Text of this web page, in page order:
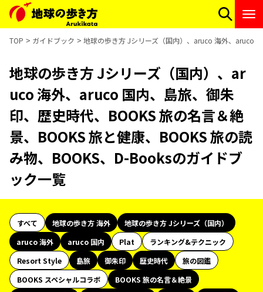
TOP ガイドブック 地球の歩き方 Jシリーズ（国内）、aruco 海外、aruco
地球の歩き方 Jシリーズ（国内）、ar
uco 海外、aruco 国内、島旅、御朱
印、歴史時代、BOOKS 旅の名言＆絶
景、BOOKS 旅と健康、BOOKS 旅の読
み物、BOOKS、D-Booksのガイドブ
ック一覧
すべて 地球の歩き方 海外
地球の歩き方 Jシリーズ（国内）
aruco 海外
aruco 国内 Plat
ランキング&テクニック
Resort Style
島旅 御朱印 歴史時代
旅の図鑑
BOOKS スペシャルコラボ
BOOKS 旅の名言＆絶景